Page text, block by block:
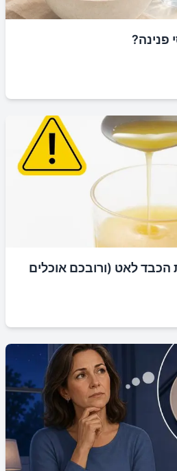
פנינה?
הכבד לאט (ורובכם אוכלים